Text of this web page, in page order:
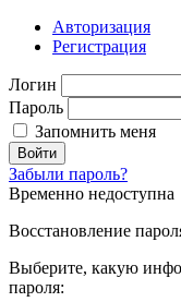
Авторизация
Регистрация
Логин
Пароль
Запомнить меня
Войти
Забыли пароль?
Временно недоступна
Восстановление
Выберите, какую
пароля: